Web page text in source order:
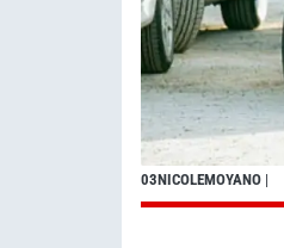
03NICOLEMOYANO |